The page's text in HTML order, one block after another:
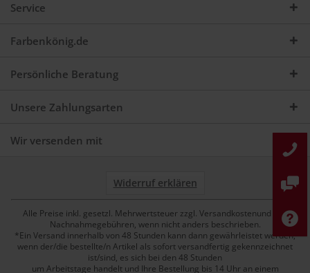
Service
Farbenkönig.de
Persönliche Beratung
Unsere Zahlungsarten
Wir versenden mit
Widerruf erklären
Alle Preise inkl. gesetzl. Mehrwertsteuer zzgl. Versandkostenund ggf.
Nachnahmegebühren, wenn nicht anders beschrieben.
*Ein Versand innerhalb von 48 Stunden kann dann gewährleistet werden,
wenn der/die bestellte/n Artikel als sofort versandfertig gekennzeichnet
ist/sind, es sich bei den 48 Stunden
um Arbeitstage handelt und Ihre Bestellung bis 14 Uhr an einem